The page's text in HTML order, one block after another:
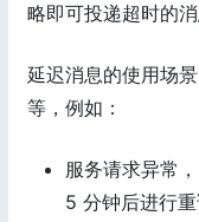
略即可投递超时的消
延迟消息的使用场
等，例如：
服务请求异常
5 分钟后进行重